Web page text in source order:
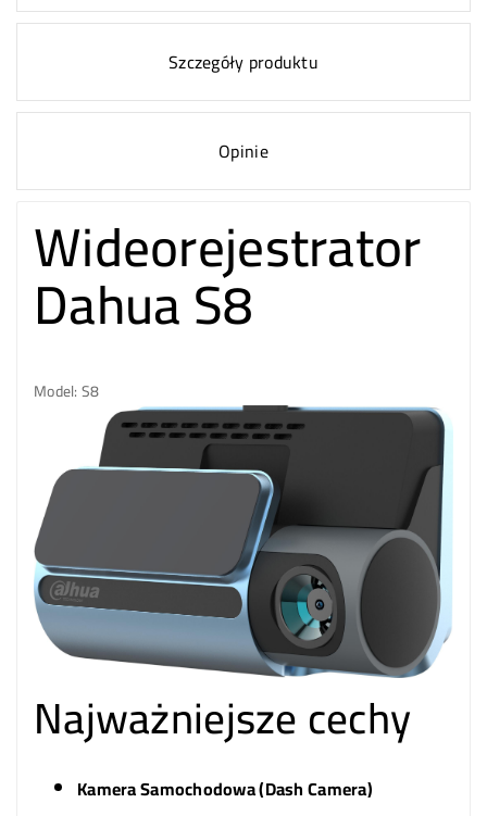
Szczegóły produktu
Opinie
Wideorejestrator
Dahua S8
Model: S8
Najważniejsze cechy
Kamera Samochodowa (Dash Camera)